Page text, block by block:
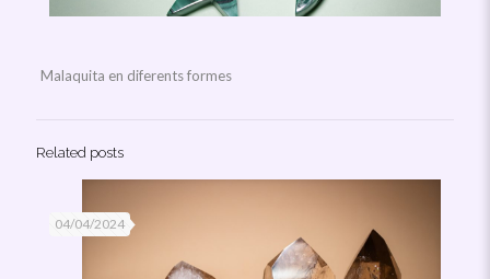
Malaquita en diferents formes
Related posts
04/04/2024